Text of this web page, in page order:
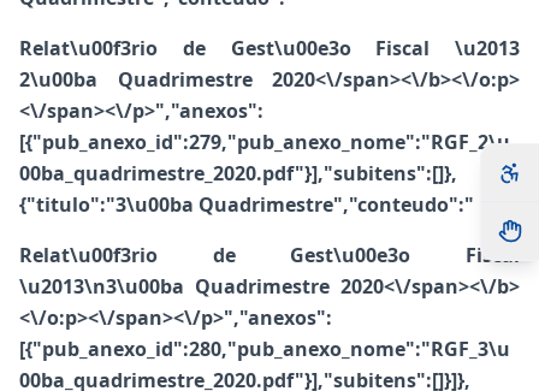
Relat\u00f3rio de Gest\u00e3o Fiscal \u2013
2\u00ba Quadrimestre 2020<\/span><\/b><\/o:p>
<\/span><\/p>","anexos":
[{"pub_anexo_id":279,"pub_anexo_nome":"RGF_2\u
00ba_quadrimestre_2020.pdf"}],"subitens":[]},
{"titulo":"3\u00ba Quadrimestre","conteudo":"
Relat\u00f3rio de Gest\u00e3o Fiscal
\u2013\n3\u00ba Quadrimestre 2020<\/span><\/b>
<\/o:p><\/span><\/p>","anexos":
[{"pub_anexo_id":280,"pub_anexo_nome":"RGF_3\u
00ba_quadrimestre_2020.pdf"}],"subitens":[]}]},